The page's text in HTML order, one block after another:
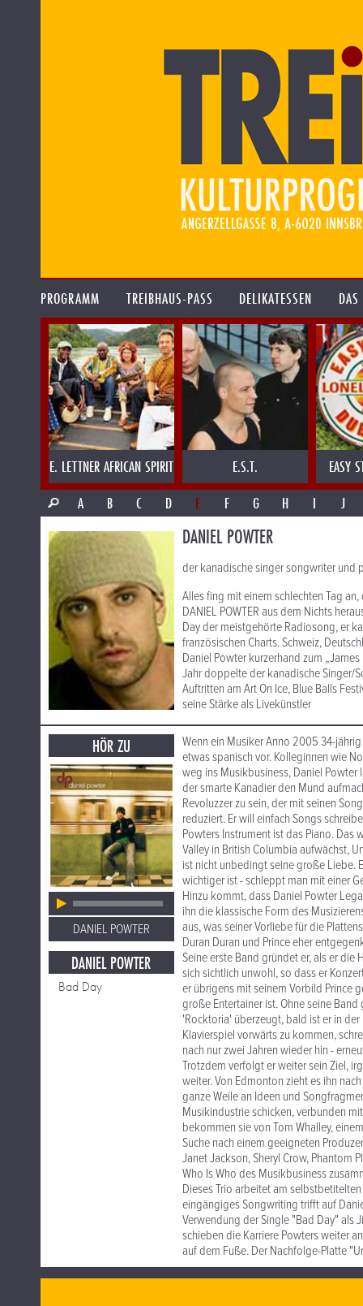
PROGRAMM TREIBHAUS-PASS DELIKATESSEN
E. LETTNER AFRICAN SPIRIT E.S.T.
EASY
A
B C D E F G H I J
DANIEL POWTER
der kanadische singer songwriter und
Alles fing mit einem schlechten Tag
DANIEL POWTER aus dem Nichts
Day der meistgehörte Radiosong, er
französischen Charts. Schweiz,
Daniel Powter kurzerhand zum
Jahr doppelte der kanadische Singer/
Auftritten am Art On Ice, Blue Balls
seine Stärke als Livekünstler
HÖR ZU
DANIEL POWTER
DANIEL POWTER
Bad Day
Wenn ein Musiker Anno 2005 34-
etwas spanisch vor. Kolleginnen wie
weg ins Musikbusiness, Daniel
der smarte Kanadier den Mund
Revoluzzer zu sein, der mit seinen
reduziert. Er will einfach Songs
Powters Instrument ist das Piano. Das
Valley in British Columbia aufwächst,
ist nicht unbedingt seine große Liebe.
wichtiger ist - schleppt man mit einer
Hinzu kommt, dass Daniel Powter
ihn die klassische Form des
aus, was seiner Vorliebe für die
Duran Duran und Prince eher
Seine erste Band gründet er, als er
sich sichtlich unwohl, so dass er
er übrigens mit seinem Vorbild Prince
große Entertainer ist. Ohne seine
'Rocktoria' überzeugt, bald ist er in
Klavierspiel vorwärts zu kommen,
nach nur zwei Jahren wieder hin -
Trotzdem verfolgt er weiter sein Ziel,
weiter. Von Edmonton zieht es ihn
ganze Weile an Ideen und
Musikindustrie schicken, verbunden
bekommen sie von Tom Whalley,
Suche nach einem geeigneten
Janet Jackson, Sheryl Crow, Phantom
Who Is Who des Musikbusiness
Dieses Trio arbeitet am
eingängiges Songwriting trifft auf
Verwendung der Single "Bad Day" als
schieben die Karriere Powters weiter
auf dem Fuße. Der Nachfolge-Platte